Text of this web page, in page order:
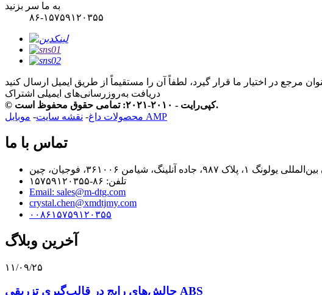
به ما سر بزنید
۸۶-۱۵۷۵۹۱۲۰۳۵۵
دریافت به‌روزرسانی‌های ایمیلی اشتراک
© کپی‌رایت - ۲۰۱۰-۲۰۲۱: تمامی حقوق محفوظ است.
محصولات داغ- نقشه سایت- موبایل AMP
تماس با ما
تلفن: ۸۶-۱۵۷۵۹۱۲۰۳۵۵
Email: sales@m-dtg.com
crystal.chen@xmdtjmy.com
۰۰۸۶۱۵۷۵۹۱۲۰۳۵۵
آخرین وبلاگ
۱۱/۰۹/۲۵
چالش‌های رایج در قالب‌گیری تزریقی ABS